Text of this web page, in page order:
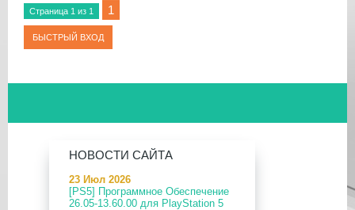
Страница 1 из 1 1
НОВОСТИ САЙТА
23 Июл 2026
[PS5] Программное Обеспечение
26.05-13.60.00 для PlayStation 5